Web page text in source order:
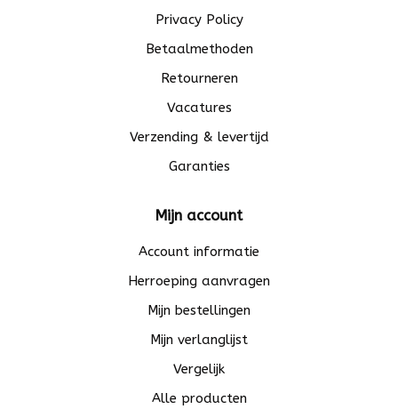
Privacy Policy
Betaalmethoden
Retourneren
Vacatures
Verzending & levertijd
Garanties
Mijn account
Account informatie
Herroeping aanvragen
Mijn bestellingen
Mijn verlanglijst
Vergelijk
Alle producten